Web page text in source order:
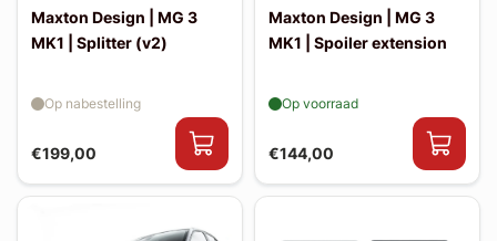
Maxton Design | MG 3
MK1 | Splitter (v2)
€199,00
Op nabestelling
Maxton Design | MG 3
MK1 | Spoiler extension
€144,00
Op voorraad